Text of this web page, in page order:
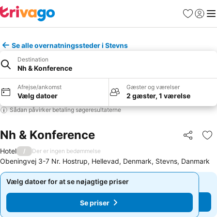
Favoritter
Log ind
Se alle overnatningssteder i Stevns
Destination
Nh & Konference
Afrejse/ankomst
Vælg datoer
Gæster og værelser
2 gæster, 1 værelse
Sådan påvirker betaling søgeresultaterne
Nh & Konference Del
Hotel / Der er ingen bedømmelse
Obeningvej 3-7 Nr. Hostrup, Hellevad, Denmark, Stevns, Danmark
Vælg datoer for at se nøjagtige priser
Se priser
Vælg datoer for at se nøjagtige priser
Se priser